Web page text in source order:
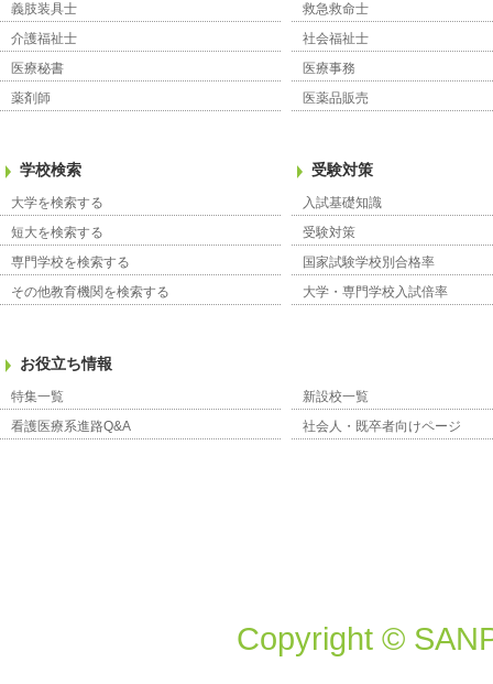
義肢装具士
救急救命士
介護福祉士
社会福祉士
医療秘書
医療事務
薬剤師
医薬品販売
学校検索
大学を検索する
短大を検索する
専門学校を検索する
その他教育機関を検索する
受験対策
入試基礎知識
受験対策
国家試験学校別合格率
大学・専門学校入試倍率
お役立ち情報
特集一覧
新設校一覧
看護医療系進路Q&A
社会人・既卒者向けページ
Copyright ©